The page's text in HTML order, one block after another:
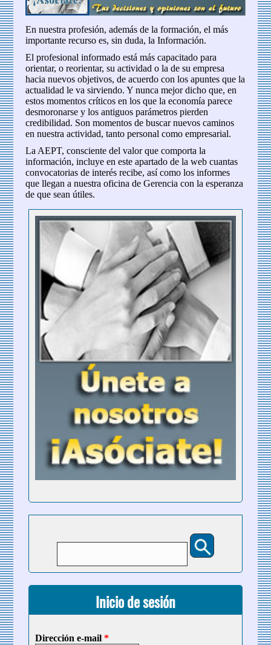
En nuestra profesión, además de la formación, el más
importante recurso es, sin duda, la Información.
El profesional informado está más capacitado para
orientar, o reorientar, su actividad o la de su empresa
hacia nuevos objetivos, de acuerdo con los apuntes que la
actualidad le va sirviendo. Y nunca mejor dicho que, en
estos momentos críticos en los que la economía parece
desmoronarse y los antiguos parámetros pierden
credibilidad. Son momentos de buscar nuevos caminos
en nuestra actividad, tanto personal como empresarial.
La AEPT, consciente del valor que comporta la
información, incluye en este apartado de la web cuantas
convocatorias de interés recibe, así como los informes
que llegan a nuestra oficina de Gerencia con la esperanza
de que sean útiles.
Inicio de sesión
Dirección e-mail *